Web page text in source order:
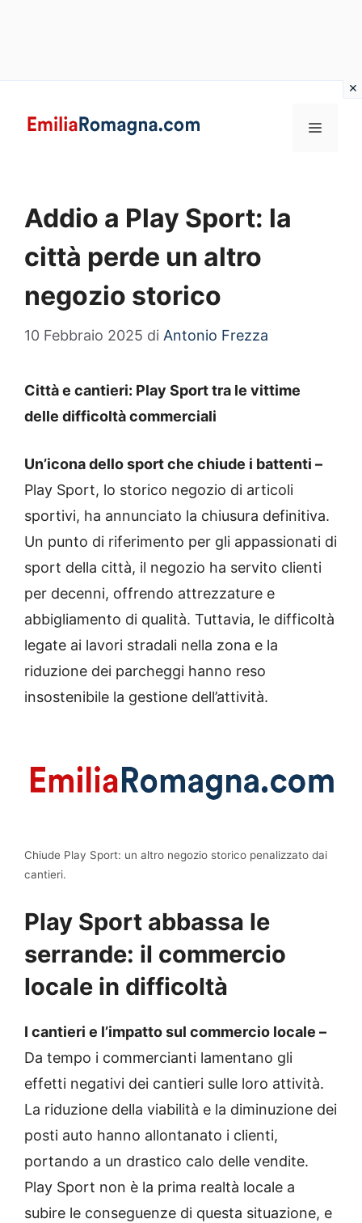
MENU
Addio a Play Sport: la
città perde un altro
negozio storico
10 Febbraio 2025 di Antonio Frezza
Città e cantieri: Play Sport tra le vittime
delle difficoltà commerciali
Un’icona dello sport che chiude i battenti –
Play Sport, lo storico negozio di articoli
sportivi, ha annunciato la chiusura definitiva.
Un punto di riferimento per gli appassionati di
sport della città, il negozio ha servito clienti
per decenni, offrendo attrezzature e
abbigliamento di qualità. Tuttavia, le difficoltà
legate ai lavori stradali nella zona e la
riduzione dei parcheggi hanno reso
insostenibile la gestione dell’attività.
Chiude Play Sport: un altro negozio storico penalizzato dai
cantieri.
Play Sport abbassa le
serrande: il commercio
locale in difficoltà
I cantieri e l’impatto sul commercio locale –
Da tempo i commercianti lamentano gli
effetti negativi dei cantieri sulle loro attività.
La riduzione della viabilità e la diminuzione dei
posti auto hanno allontanato i clienti,
portando a un drastico calo delle vendite.
Play Sport non è la prima realtà locale a
subire le conseguenze di questa situazione, e